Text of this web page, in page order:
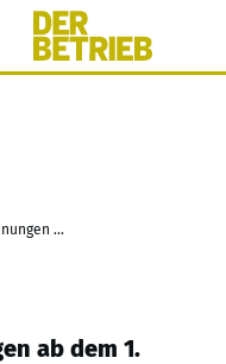
Neue Ausbildungsordnungen ab dem 1. August 2015
ab dem 1.